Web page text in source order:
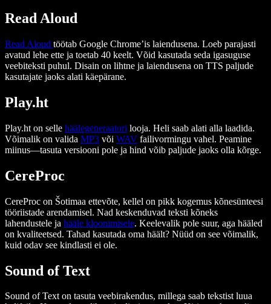
Read Aloud
Read Aloud töötab Google Chrome’is laiendusena. Loeb parajasti
avatud lehe ette ja toetab 40 keelt. Võid kasutada seda igasuguse
veebiteksti puhul. Disain on lihtne ja laiendusena on TTS paljude
kasutajate jaoks alati käepärane.
Play.ht
Play.ht on selle häälegeneraatori looja. Heli saab alati alla laadida.
Võimalik on valida MP3 või WAV failivormingu vahel. Peamine
miinus—tasuta versiooni pole ja hind võib paljude jaoks olla kõrge.
CereProc
CereProc on Šotimaa ettevõte, kellel on pikk kogemus kõnesünteesi
tööriistade arendamisel. Nad keskenduvad teksti kõneks
lahendustele ja hääle kloonimisele. Keelevalik pole suur, aga hääled
on kvaliteetsed. Tahad kasutada oma häält? Nüüd on see võimalik,
kuid odav see kindlasti ei ole.
Sound of Text
Sound of Text on tasuta veebirakendus, millega saab tekstist luua